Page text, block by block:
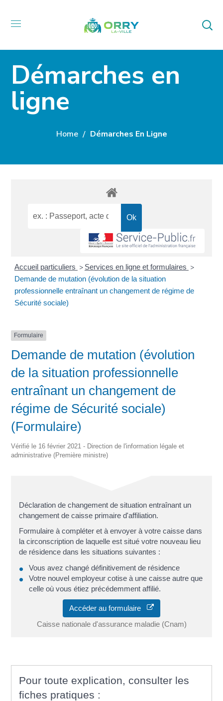
Démarches en
ligne
Home Démarches En Ligne
Accueil particuliers > Services en ligne et formulaires >
Demande de mutation (évolution de la situation
professionnelle entraînant un changement de régime de
Sécurité sociale)
Formulaire
Demande de mutation (évolution
de la situation professionnelle
entraînant un changement de
régime de Sécurité sociale)
(Formulaire)
Vérifié le 16 février 2021 - Direction de l'information légale et
administrative (Première ministre)
Déclaration de changement de situation entraînant un
changement de caisse primaire d'affiliation.
Formulaire à compléter et à envoyer à votre caisse dans
la circonscription de laquelle est situé votre nouveau lieu
de résidence dans les situations suivantes :
Vous avez changé définitivement de résidence
Votre nouvel employeur cotise à une caisse autre que
celle où vous étiez précédemment affilié.
Accéder au formulaire
Caisse nationale d'assurance maladie (Cnam)
Pour toute explication, consulter les
fiches pratiques :